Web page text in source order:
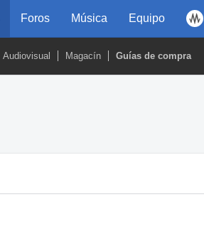
Foros Música Equipo
Audiovisual Magacín Guías de compra